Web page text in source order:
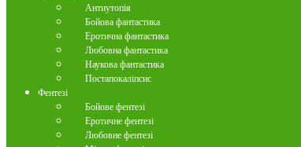
Антиутопія
Бойова фантастика
Еротична фантастика
Любовна фантастика
Наукова фантастика
Постапокаліпсис
Фентезі
Бойове фентезі
Еротичне фентезі
Любовне фентезі